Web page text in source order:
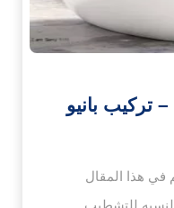
بانيو الكويت -50300943 – تركيب بانيو
في هذا المقال
للتشطيب ...